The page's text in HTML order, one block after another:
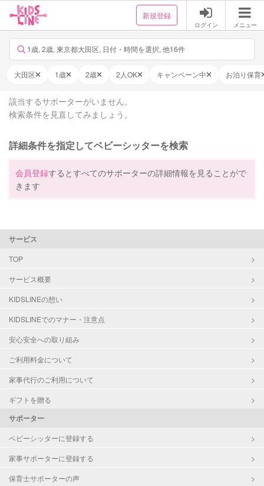
新規登録
ログイン メニュー
1歳, 2歳, 東京都大田区, 日付・時間を選択, 他16件
大田区 1歳 2歳 2人OK キャンペーン中 お泊り保育
該当するサポーターがいません。
検索条件を見直してみましょう。
詳細条件を指定してベビーシッターを検索
会員登録するとすべてのサポーターの詳細情報を見ることがで
きます
サービス
TOP
サービス概要
KIDSLINEの想い
KIDSLINEでのマナー・注意点
安心安全への取り組み
ご利用料金について
家事代行のご利用について
ギフトを贈る
サポーター
ベビーシッターに登録する
家事サポーターに登録する
保育士サポーターの声